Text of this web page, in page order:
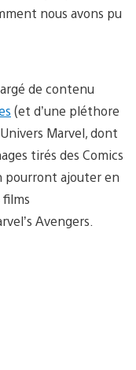
nous avons pu
de contenu
(et d’une pléthore
Marvel, dont
tirés des Comics
pourront ajouter en
Avengers.